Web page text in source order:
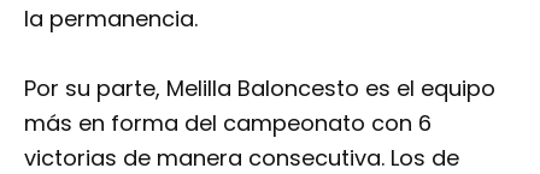
la permanencia.
Por su parte, Melilla Baloncesto es el equipo
más en forma del campeonato con 6
victorias de manera consecutiva. Los de